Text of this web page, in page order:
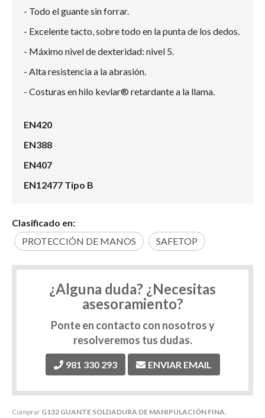
Comprar G132 GUANTE SOLDADURA DE MANIPULACIÓN FINA,
- Todo el guante sin forrar.
- Excelente tacto, sobre todo en la punta de los dedos.
- Máximo nivel de dexteridad: nivel 5.
- Alta resistencia a la abrasión.
- Costuras en hilo kevlar® retardante a la llama.
EN420
EN388
EN407
EN12477 Tipo B
Clasificado en:
PROTECCIÓN DE MANOS
SAFETOP
¿Alguna duda? ¿Necesitas
asesoramiento?
Ponte en contacto con nosotros y
resolveremos tus dudas.
981 330 293 ENVIAR EMAIL